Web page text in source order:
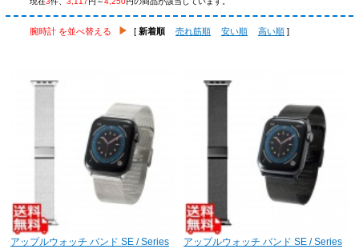
腕時計 を並べ替える [ 新着順 売れ筋順 安い順 高い順 ]
アップルウォッチ バンド SE / Series
アップルウォッチ バンド SE / Series